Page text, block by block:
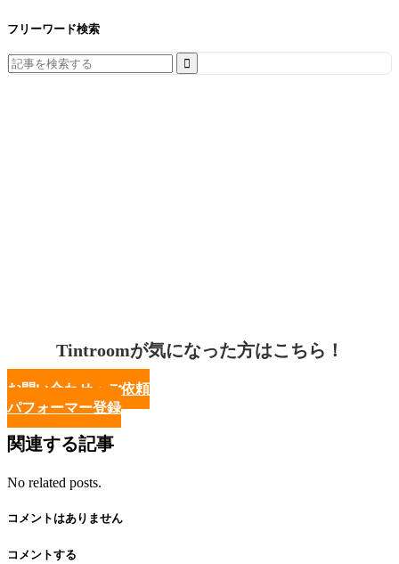
フリーワード検索
Search
for:
Tintroomが気になった方はこちら！
お問い合わせ・ご依頼
パフォーマー登録
関連する記事
No related posts.
コメントはありません
コメントする